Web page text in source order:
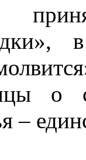
о
–